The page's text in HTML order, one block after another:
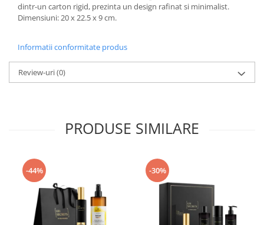
dintr-un carton rigid, prezinta un design rafinat si minimalist.
Dimensiuni: 20 x 22.5 x 9 cm.
Informatii conformitate produs
Review-uri(0)
PRODUSE SIMILARE
-44% -30%